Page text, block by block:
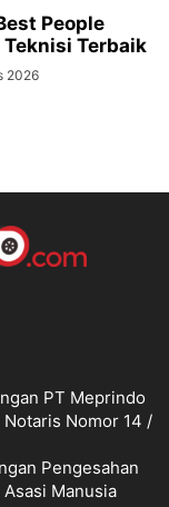
People
Terbaik
2026
PT Meprindo
Nomor 14 /
Pengesahan
Manusia